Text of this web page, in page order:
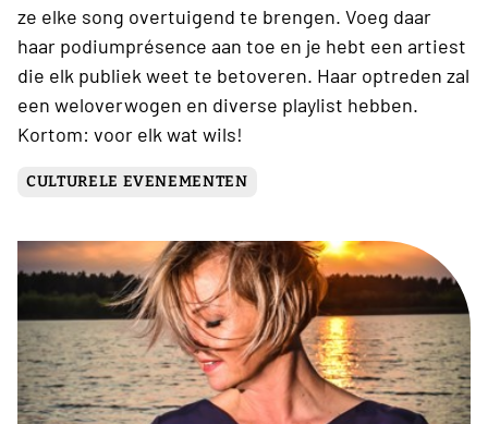
ze elke song overtuigend te brengen. Voeg daar
haar podiumprésence aan toe en je hebt een artiest
die elk publiek weet te betoveren. Haar optreden zal
een weloverwogen en diverse playlist hebben.
Kortom: voor elk wat wils!
CULTURELE EVENEMENTEN